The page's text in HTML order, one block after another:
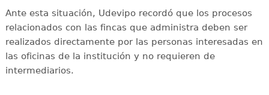
Ante esta situación, Udevipo recordó que los procesos
relacionados con las fincas que administra deben ser
realizados directamente por las personas interesadas en
las oficinas de la institución y no requieren de
intermediarios.